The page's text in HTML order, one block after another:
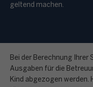
geltend machen.
Bei der Berechnung
Ausgaben für die
Kind abgezogen werden.